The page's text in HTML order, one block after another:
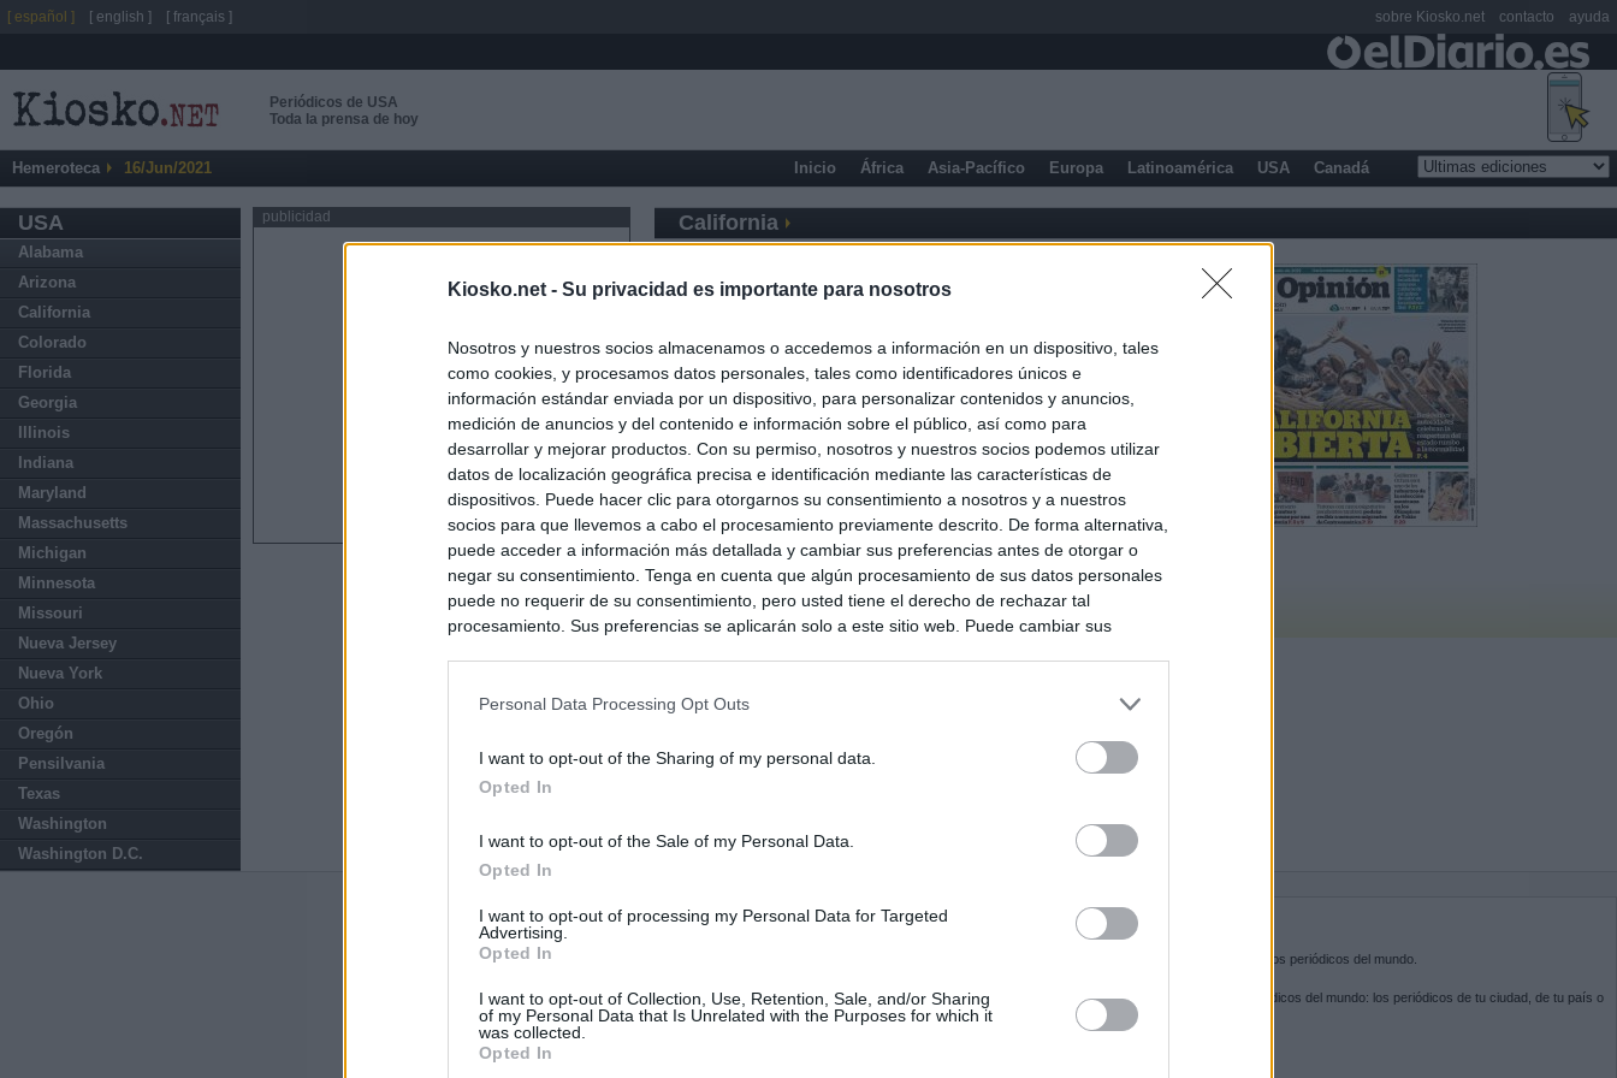
Kiosko.net - Su privacidad es importante para nosotros
Nosotros y nuestros socios almacenamos o accedemos a información en un dispositivo, tales
como cookies, y procesamos datos personales, tales como identificadores únicos e
información estándar enviada por un dispositivo, para personalizar contenidos y anuncios,
medición de anuncios y del contenido e información sobre el público, así como para
desarrollar y mejorar productos. Con su permiso, nosotros y nuestros socios podemos utilizar
datos de localización geográfica precisa e identificación mediante las características de
dispositivos. Puede hacer clic para otorgarnos su consentimiento a nosotros y a nuestros
socios para que llevemos a cabo el procesamiento previamente descrito. De forma alternativa,
puede acceder a información más detallada y cambiar sus preferencias antes de otorgar o
negar su consentimiento. Tenga en cuenta que algún procesamiento de sus datos personales
puede no requerir de su consentimiento, pero usted tiene el derecho de rechazar tal
procesamiento. Sus preferencias se aplicarán solo a este sitio web. Puede cambiar sus
Personal Data Processing Opt Outs
I want to opt-out of the Sharing of my personal data.
Opted In
I want to opt-out of the Sale of my Personal Data.
Opted In
I want to opt-out of processing my Personal Data for Targeted
Advertising.
Opted In
I want to opt-out of Collection, Use, Retention, Sale, and/or Sharing
of my Personal Data that Is Unrelated with the Purposes for which it
was collected.
Opted In
Periódicos de USA
Toda la prensa de hoy
Hemeroteca 16/Jun/2021 Inicio África Asia-Pacífico Europa Latinoamérica USA Canadá
USA
Alabama
Arizona
California
Colorado
Florida
Georgia
Illinois
Indiana
Maryland
Massachusetts
Michigan
Minnesota
Missouri
Nueva Jersey
Nueva York
Ohio
Oregón
Pensilvania
Texas
Washington
Washington D.C.
publicidad California
Últimas noticias
España impone controles a los viajeros procedentes de Italia tras el rechazo de
Italia rechaza el ultimátum del Gobierno y mantiene los controles a viajeros de
España hasta el 15 de agosto: "No aceptamos imposiciones"
SOBRE KIOSKO.NET
es la puerta de entrada a los periódicos del mundo.
Navega por las portadas de los periódicos del mundo: los periódicos de tu ciudad, de tu país o
del otro extremo del mundo.
[ español ] [ english ] [ français ] sobre Kiosko.net contacto ayuda